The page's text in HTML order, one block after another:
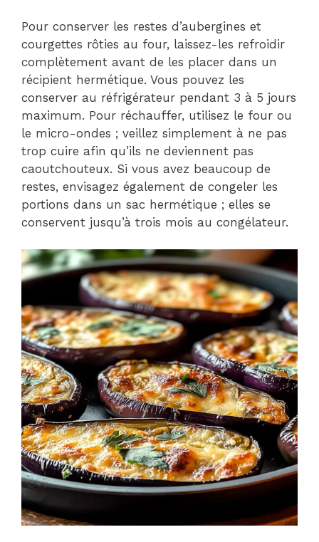
Pour conserver les restes d’aubergines et
courgettes rôties au four, laissez-les refroidir
complètement avant de les placer dans un
récipient hermétique. Vous pouvez les
conserver au réfrigérateur pendant 3 à 5 jours
maximum. Pour réchauffer, utilisez le four ou
le micro-ondes ; veillez simplement à ne pas
trop cuire afin qu’ils ne deviennent pas
caoutchouteux. Si vous avez beaucoup de
restes, envisagez également de congeler les
portions dans un sac hermétique ; elles se
conservent jusqu’à trois mois au congélateur.